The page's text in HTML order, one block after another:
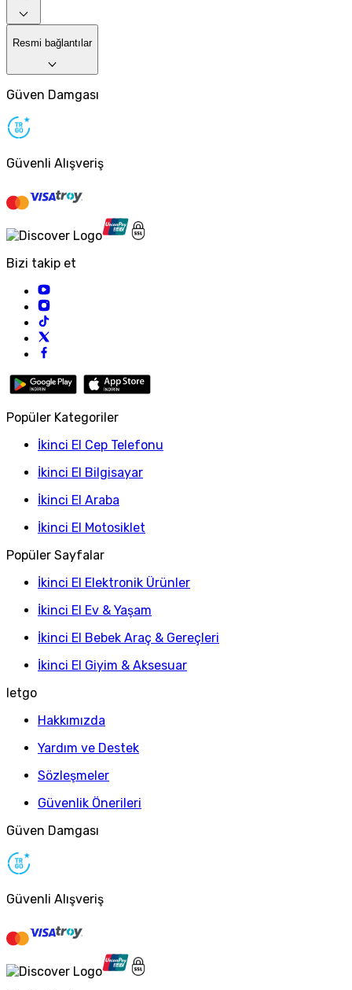
Resmi bağlantılar
Güven Damgası
Güvenli Alışveriş
Bizi takip et
Popüler Kategoriler
İkinci El Cep Telefonu
İkinci El Bilgisayar
İkinci El Araba
İkinci El Motosiklet
Popüler Sayfalar
İkinci El Elektronik Ürünler
İkinci El Ev & Yaşam
İkinci El Bebek Araç & Gereçleri
İkinci El Giyim & Aksesuar
letgo
Hakkımızda
Yardım ve Destek
Sözleşmeler
Güvenlik Önerileri
Güven Damgası
Güvenli Alışveriş